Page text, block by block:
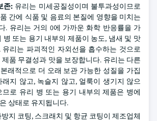
존: 유리는 미세공질성이며 불투과성이므로
간에 식품 및 음료의 본질에 영향을 미치는
. 유리는 거의 0에 가까운 화학 반응률을 가
병 또는 용기 내부의 제품이 농도, 냄새 및 맛
유리는 파괴적인 자외선을 흡수하는 것으로
품 무결성과 맛을 보장합니다. 유리는 다른
래적으로 더 오래 보관 가능한 성질을 가집
래지 않고, 녹슬지 않고, 얼룩이 생기지 않으
므로 유리 병 또는 용기 내부의 제품은 병에
상태로 유지됩니다.
지 코팅, 스크래치 및 항균 코팅이 제조업체